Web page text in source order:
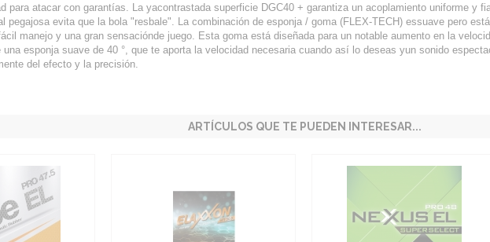
para atacar con garantías. La yacontrastada superficie DGC40 + garantiza un acoplamiento uniforme y
pegajosa evita que la bola "resbale". La combinación de esponja / goma (FLEX-TECH) essuave pero
manejo y una gran sensaciónde juego. Esta goma está diseñada para un notable aumento en la
esponja suave de 40 °, que te aporta la velocidad necesaria cuando así lo deseas yun sonido
del efecto y la precisión.
ARTÍCULOS QUE TE PUEDEN INTERESAR...